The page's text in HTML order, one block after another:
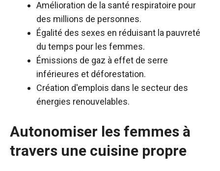
Amélioration de la santé respiratoire pour
des millions de personnes.
Égalité des sexes en réduisant la pauvreté
du temps pour les femmes.
Émissions de gaz à effet de serre
inférieures et déforestation.
Création d'emplois dans le secteur des
énergies renouvelables.
Autonomiser les femmes à
travers une cuisine propre